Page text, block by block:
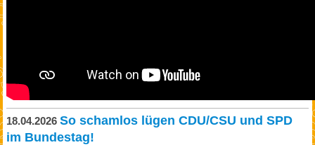
18.04.2026 So schamlos lügen CDU/CSU und SPD
im Bundestag!